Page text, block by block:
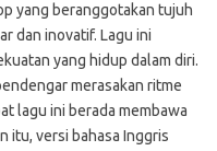
yang beranggotakan tujuh
dan inovatif. Lagu ini
yang hidup dalam diri.
merasakan ritme
lagu ini berada membawa
itu, versi bahasa Inggris